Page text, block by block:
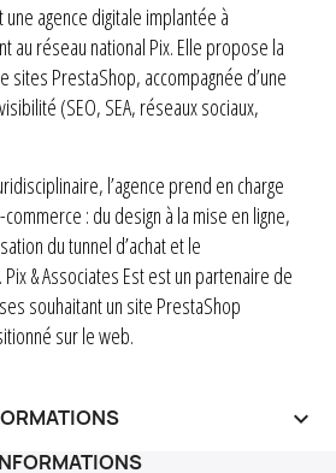
une agence digitale implantée à
au réseau national Pix. Elle propose la
sites PrestaShop, accompagnée d’une
(SEO, SEA, réseaux sociaux,
l’agence prend en charge
: du design à la mise en ligne,
du tunnel d’achat et le
& Associates Est est un partenaire de
souhaitant un site PrestaShop
sur le web.
keyboard_arrow_down